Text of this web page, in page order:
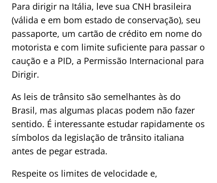
Para dirigir na Itália, leve sua CNH brasileira
(válida e em bom estado de conservação), seu
passaporte, um cartão de crédito em nome do
motorista e com limite suficiente para passar o
caução e a PID, a Permissão Internacional para
Dirigir.
As leis de trânsito são semelhantes às do
Brasil, mas algumas placas podem não fazer
sentido. É interessante estudar rapidamente os
símbolos da legislação de trânsito italiana
antes de pegar estrada.
Respeite os limites de velocidade e,